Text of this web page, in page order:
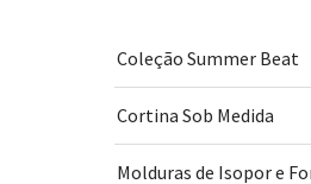
Coleção Summer Beat
Cortina Sob Medida
Molduras de Isopor e